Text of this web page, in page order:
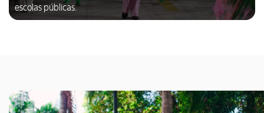
escolas públicas.